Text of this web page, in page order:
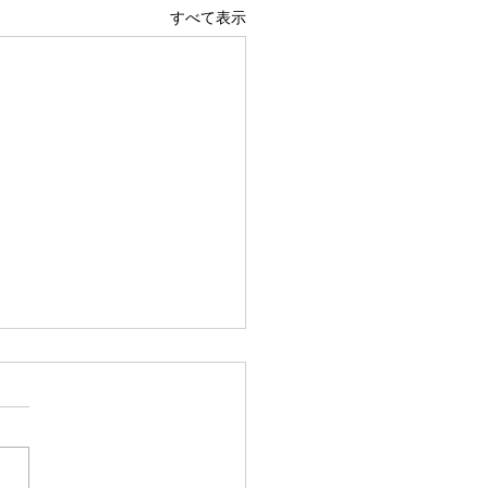
すべて表示